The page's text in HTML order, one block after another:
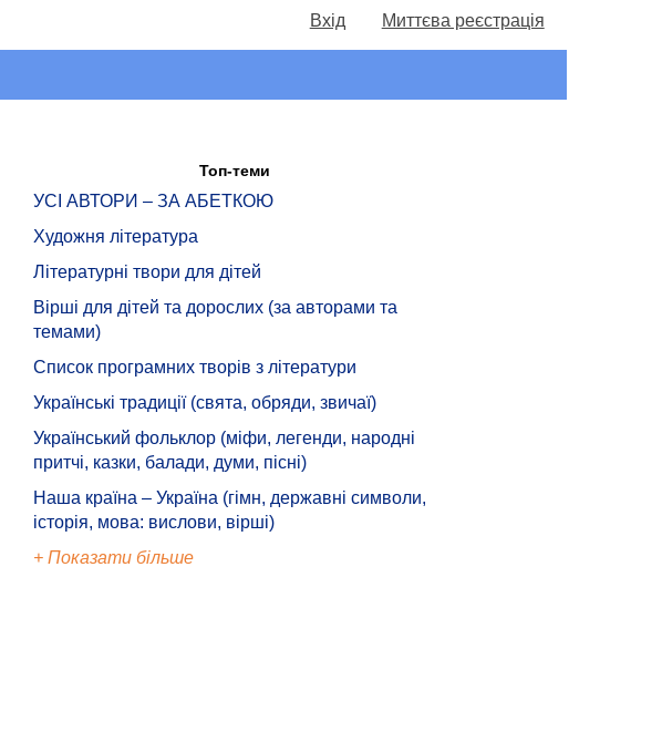
Вхід Миттєва реєстрація
Топ-теми
УСІ АВТОРИ – ЗА АБЕТКОЮ
Художня література
Літературні твори для дітей
Вірші для дітей та дорослих (за авторами та
темами)
Список програмних творів з літератури
Українські традиції (свята, обряди, звичаї)
Український фольклор (міфи, легенди, народні
притчі, казки, балади, думи, пісні)
Наша країна – Україна (гімн, державні символи,
історія, мова: вислови, вірші)
+ Показати більше